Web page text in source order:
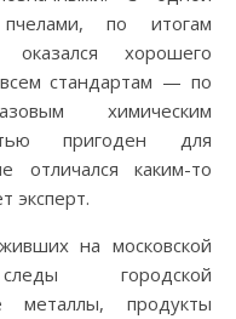
по итогам
оказался хорошего
всем стандартам — по
химическим
пригоден для
каким-то
эксперт.
на московской
городской
металлы, продукты